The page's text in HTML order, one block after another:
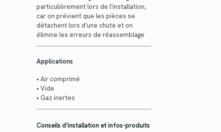
particulièrement lors de l’installation,
car on prévient que les pièces se
détachent lors d’une chute et on
élimine les erreurs de réassemblage
Applications
• Air comprimé
• Vide
• Gaz inertes
Conseils d’installation et infos-produits